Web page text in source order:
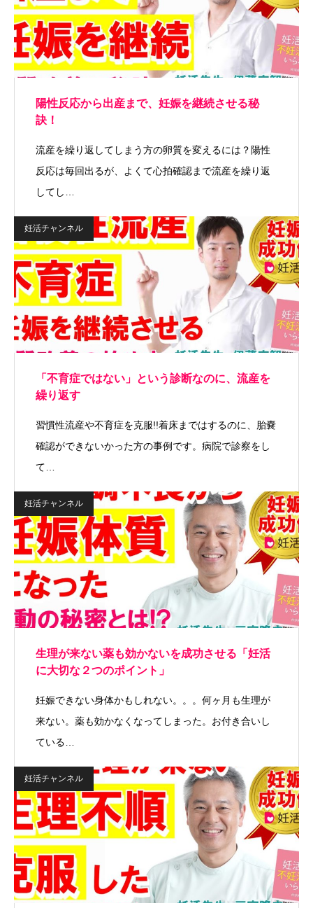
陽性反応から出産まで、妊娠を継続させる秘
訣！
流産を繰り返してしまう方の卵質を変えるには？陽性
反応は毎回出るが、よくて心拍確認まで流産を繰り返
してし…
妊活チャンネル
「不育症ではない」という診断なのに、流産を
繰り返す
習慣性流産や不育症を克服!!着床まではするのに、胎嚢
確認ができないかった方の事例です。病院で診察をし
て…
妊活チャンネル
生理が来ない薬も効かないを成功させる「妊活
に大切な２つのポイント」
妊娠できない身体かもしれない。。。何ヶ月も生理が
来ない。薬も効かなくなってしまった。お付き合いし
ている…
妊活チャンネル